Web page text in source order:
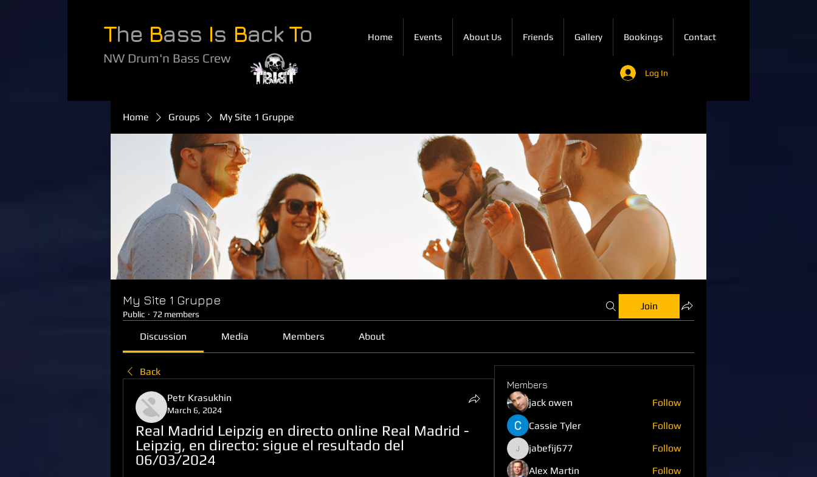
The Bass Is Back To
NW Drum'n Bass Crew
Home Events About Us Friends Gallery Bookings Contact
Log In
Home Groups My Site 1 Gruppe
My Site 1 Gruppe
Public · 72 members
Join
Discussion Media Members About
Back
Petr Krasukhin
March 6, 2024
Real Madrid Leipzig en directo online Real Madrid -
Leipzig, en directo: sigue el resultado del
06/03/2024
Members
jack owen
Follow
Cassie Tyler
Follow
jabefij677
jabefij677
Follow
Alex Martin
Follow